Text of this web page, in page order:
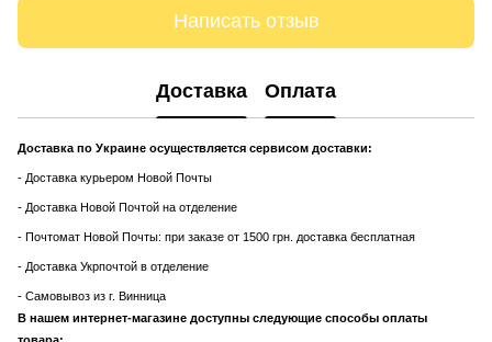
Написать отзыв
Доставка Оплата
Доставка по Украине осуществляется сервисом доставки:
- Доставка курьером Новой Почты
- Доставка Новой Почтой на отделение
- Почтомат Новой Почты: при заказе от 1500 грн. доставка бесплатная
- Доставка Укрпочтой в отделение
- Самовывоз из г. Винница
В нашем интернет-магазине доступны следующие способы оплаты
товара: